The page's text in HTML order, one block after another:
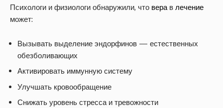
Психологи и физиологи обнаружили, что верав лечение
может:
Вызывать выделение эндорфинов — естественных
обезболивающих
Активировать иммунную систему
Улучшать кровообращение
Снижать уровень стресса и тревожности